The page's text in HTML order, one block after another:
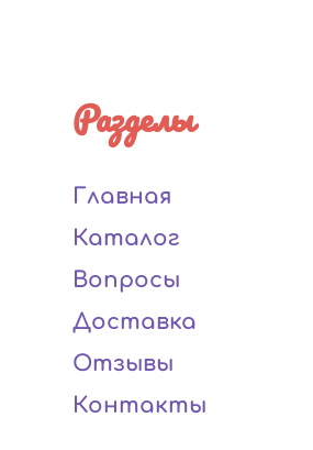
Разделы
Главная
Каталог
Вопросы
Доставка
Отзывы
Контакты